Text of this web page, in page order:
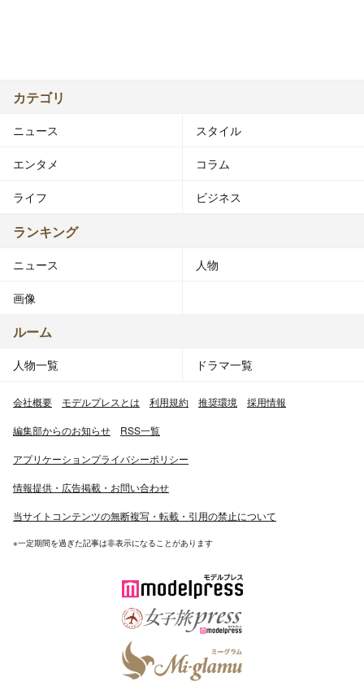
カテゴリ
ニュース スタイル
エンタメ コラム
ライフ ビジネス
ランキング
ニュース 人物
画像
ルーム
人物一覧 ドラマ一覧
会社概要 モデルプレスとは 利用規約 推奨環境 採用情報
編集部からのお知らせ RSS一覧
アプリケーションプライバシーポリシー
情報提供・広告掲載・お問い合わせ
当サイトコンテンツの無断複写・転載・引用の禁止について
※一定期間を過ぎた記事は非表示になることがあります